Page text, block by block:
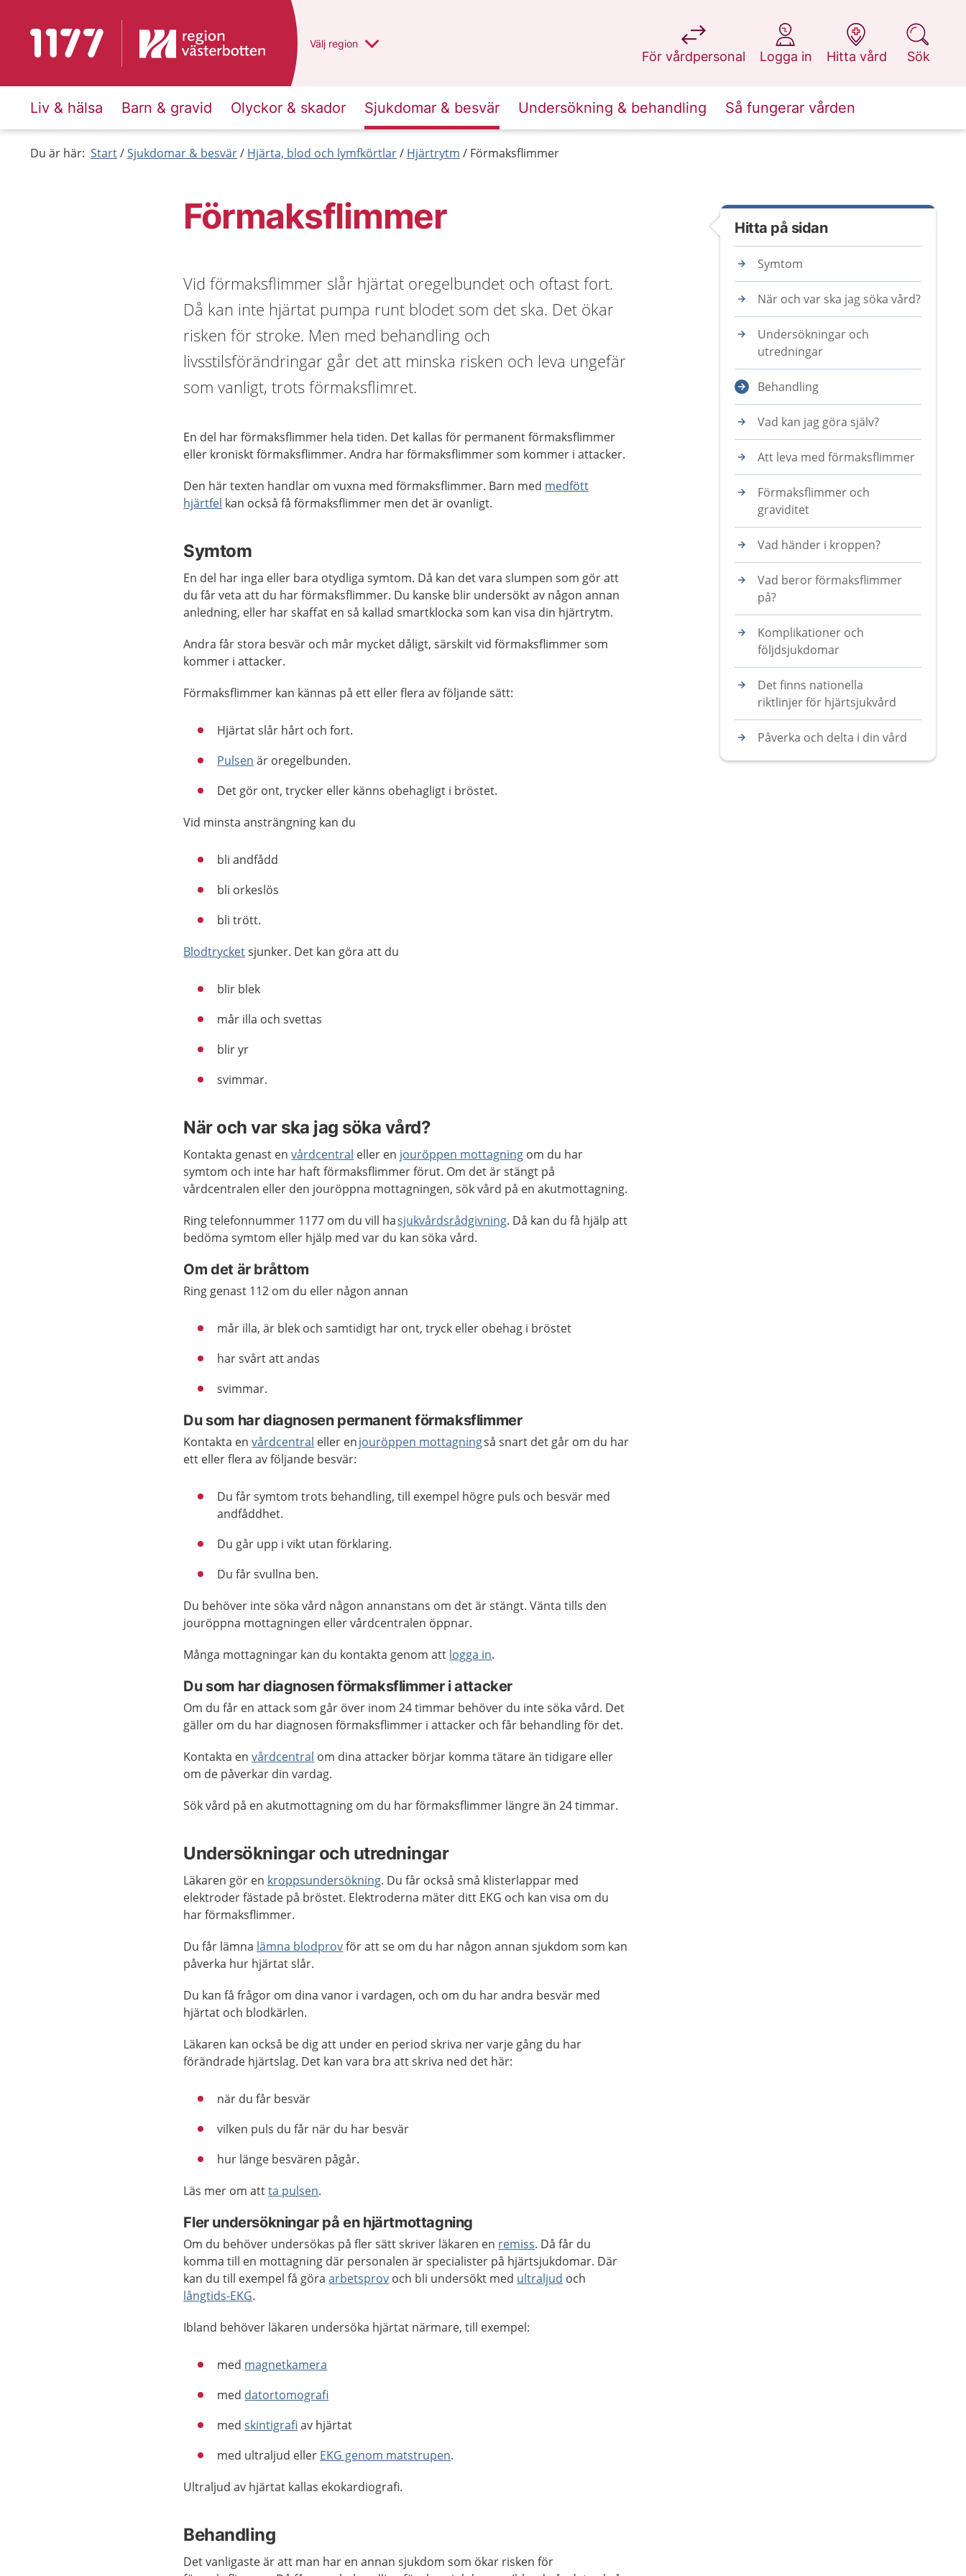
Till startsidan för 1177 Du har valt region
Välj en annan
region
För vårdpersonal
på 1177.se
Logga in
på 1177.se
Hitta vård
på 1177.se
Sök
på 1177.se
Liv & hälsa Barn & gravid Olyckor & skador Sjukdomar & besvär Undersökning & behandling Så fungerar vården
Du är här: Start Sjukdomar & besvär Hjärta, blod och lymfkörtlar Hjärtrytm Förmaksflimmer
Förmaksflimmer
Vid förmaksflimmer slår hjärtat oregelbundet och oftast fort.
Då kan inte hjärtat pumpa runt blodet som det ska. Det ökar
risken för stroke. Men med behandling och
livsstilsförändringar går det att minska risken och leva ungefär
som vanligt, trots förmaksflimret.
En del har förmaksflimmer hela tiden. Det kallas för permanent förmaksflimmer
eller kroniskt förmaksflimmer. Andra har förmaksflimmer som kommer i attacker.
Den här texten handlar om vuxna med förmaksflimmer. Barn med medfött
hjärtfel kan också få förmaksflimmer men det är ovanligt.
Symtom
En del har inga eller bara otydliga symtom. Då kan det vara slumpen som gör att
du får veta att du har förmaksflimmer. Du kanske blir undersökt av någon annan
anledning, eller har skaffat en så kallad smartklocka som kan visa din hjärtrytm.
Andra får stora besvär och mår mycket dåligt, särskilt vid förmaksflimmer som
kommer i attacker.
Förmaksflimmer kan kännas på ett eller flera av följande sätt:
Hjärtat slår hårt och fort.
Pulsen är oregelbunden.
Det gör ont, trycker eller känns obehagligt i bröstet.
Vid minsta ansträngning kan du
bli andfådd
bli orkeslös
bli trött.
Blodtrycketsjunker. Det kan göra att du
blir blek
mår illa och svettas
blir yr
svimmar.
När och var ska jag söka vård?
Kontakta genast envårdcentral eller en jouröppen mottagning om du har
symtom och inte har haft förmaksflimmer förut. Om det är stängt på
vårdcentralen eller den jouröppna mottagningen, sök vård på en akutmottagning.
Ring telefonnummer 1177 om du vill hasjukvårdsrådgivning. Då kan du få hjälp att
bedöma symtom eller hjälp med var du kan söka vård.
Om det är bråttom
Ring genast 112 om du eller någon annan
mår illa, är blek och samtidigt har ont, tryck eller obehag i bröstet
har svårt att andas
svimmar.
Du som har diagnosen permanent förmaksflimmer
Kontakta envårdcentral eller enjouröppen mottagningså snart det går om du har
ett eller flera av följande besvär:
Du får symtom trots behandling, till exempel högre puls och besvär med
andfåddhet.
Du går upp i vikt utan förklaring.
Du får svullna ben.
Du behöver inte söka vård någon annanstans om det är stängt. Vänta tills den
jouröppna mottagningen eller vårdcentralen öppnar.
Många mottagningar kan du kontakta genom att logga in.
Du som har diagnosen förmaksflimmer i attacker
Om du får en attack som går över inom 24 timmar behöver du inte söka vård. Det
gäller om du har diagnosen förmaksflimmer i attacker och får behandling för det.
Kontakta envårdcentral om dina attacker börjar komma tätare än tidigare eller
om de påverkar din vardag.
Sök vård på en akutmottagning om du har förmaksflimmer längre än 24 timmar.
Undersökningar och utredningar
Läkaren gör en kroppsundersökning. Du får också små klisterlappar med
elektroder fästade på bröstet. Elektroderna mäter ditt EKG och kan visa om du
har förmaksflimmer.
Du får lämna lämna blodprovför att se om du har någon annan sjukdom som kan
påverka hur hjärtat slår.
Du kan få frågor om dina vanor i vardagen, och om du har andra besvär med
hjärtat och blodkärlen.
Läkaren kan också be dig att under en period skriva ner varje gång du har
förändrade hjärtslag. Det kan vara bra att skriva ned det här:
när du får besvär
vilken puls du får när du har besvär
hur länge besvären pågår.
Läs mer om attta pulsen.
Fler undersökningar på en hjärtmottagning
Om du behöver undersökas på fler sätt skriver läkaren en remiss. Då får du
komma till en mottagning där personalen är specialister på hjärtsjukdomar. Där
kan du till exempel få göraarbetsprov och bli undersökt med ultraljud och
långtids-EKG.
Ibland behöver läkaren undersöka hjärtat närmare, till exempel:
med magnetkamera
med datortomografi
medskintigrafi av hjärtat
med ultraljud eller EKG genom matstrupen.
Ultraljud av hjärtat kallas ekokardiografi.
Behandling
Det vanligaste är att man har en annan sjukdom som ökar risken för
Hitta på sidan
Symtom
När och var ska jag söka vård?
Undersökningar och
utredningar
Behandling
Vad kan jag göra själv?
Att leva med förmaksflimmer
Förmaksflimmer och
graviditet
Vad händer i kroppen?
Vad beror förmaksflimmer
på?
Komplikationer och
följdsjukdomar
Det finns nationella
riktlinjer för hjärtsjukvård
Påverka och delta i din vård